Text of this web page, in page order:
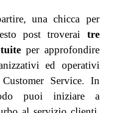
una chicca per
post troverai tre
per approfondire
ed operativi
Service. In
puoi iniziare a